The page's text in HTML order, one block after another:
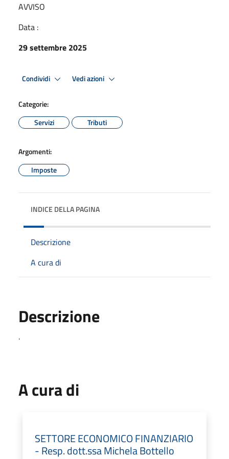
AVVISO
Data :
29 settembre 2025
Condividi Vedi azioni
Categorie:
Servizi
Tributi
Argomenti:
Imposte
INDICE DELLA PAGINA
Descrizione
A cura di
Descrizione
.
A cura di
SETTORE ECONOMICO FINANZIARIO
- Resp. dott.ssa Michela Bottello